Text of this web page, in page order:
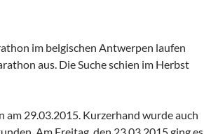
im belgischen Antwerpen laufen
aus. Die Suche schien im Herbst
29.03.2015. Kurzerhand wurde auch